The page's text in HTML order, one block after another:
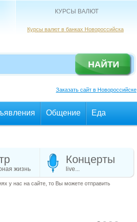
КУРСЫ ВАЛЮТ
Курсы валют в банках Новороссийска
Заказать сайт в Новороссийске
Общение Еда
жизнь
Концерты
live...
у нас на сайте, то Вы можете отправить